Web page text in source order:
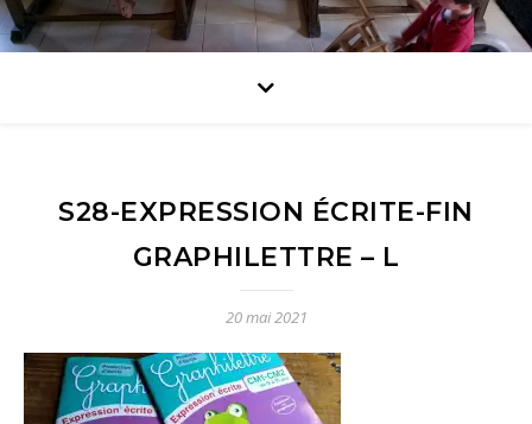
S28-EXPRESSION ÉCRITE-FIN
GRAPHILETTRE – L
20 mai 2021